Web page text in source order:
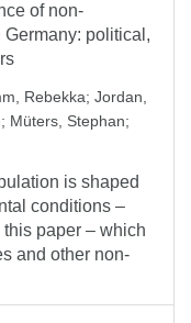
of non-
political,
Rebekka; Jordan,
; Müters, Stephan;
is shaped
conditions –
paper – which
and other non-